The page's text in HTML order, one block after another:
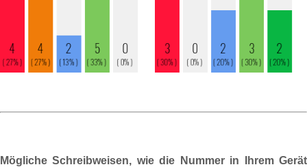
Mögliche Schreibweisen, wie die Nummer in Ihrem Gerät